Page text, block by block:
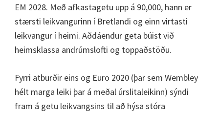
EM 2028. Með afkastagetu upp á 90,000, hann er
stærsti leikvangurinn í Bretlandi og einn virtasti
leikvangur í heimi. Aðdáendur geta búist við
heimsklassa andrúmslofti og toppaðstöðu.
Fyrri atburðir eins og Euro 2020 (þar sem Wembley
hélt marga leiki þar á meðal úrslitaleikinn) sýndi
fram á getu leikvangsins til að hýsa stóra